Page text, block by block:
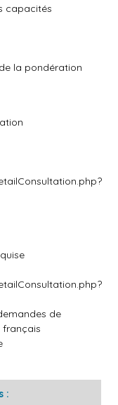
capacités
la pondération
de
français
: